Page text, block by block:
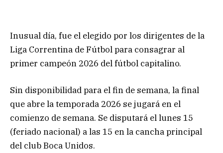
Inusual día, fue el elegido por los dirigentes de la
Liga Correntina de Fútbol para consagrar al
primer campeón 2026 del fútbol capitalino.
Sin disponibilidad para el fin de semana, la final
que abre la temporada 2026 se jugará en el
comienzo de semana. Se disputará el lunes 15
(feriado nacional) a las 15 en la cancha principal
del club Boca Unidos.